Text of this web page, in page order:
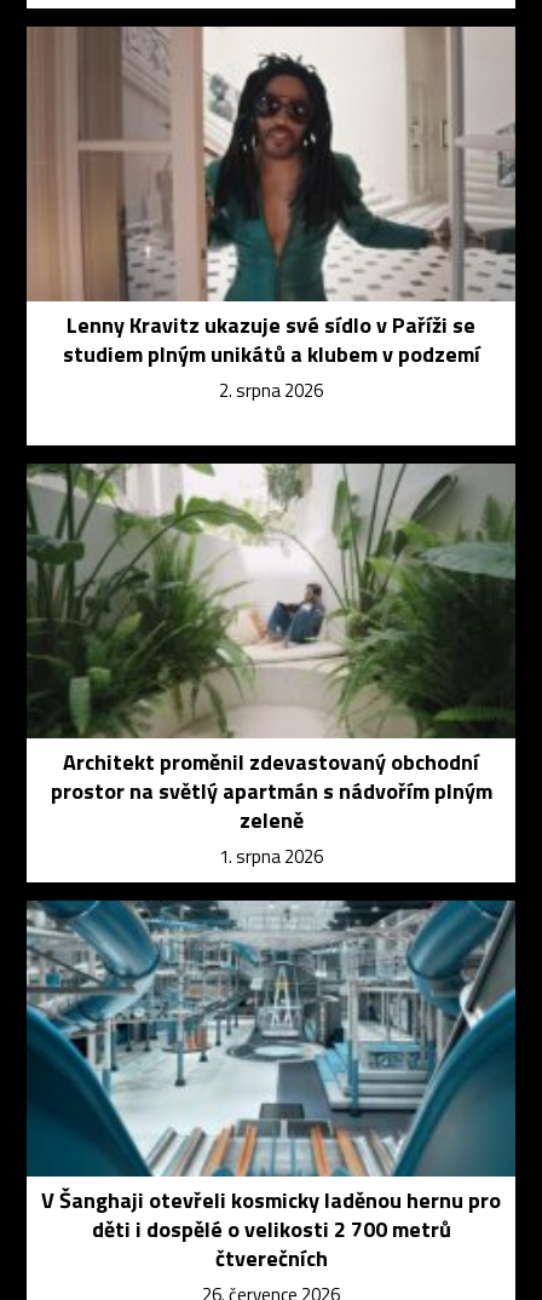
Lenny Kravitz ukazuje své sídlo v Paříži se
studiem plným unikátů a klubem v podzemí
2. srpna 2026
Architekt proměnil zdevastovaný obchodní
prostor na světlý apartmán s nádvořím plným
zeleně
1. srpna 2026
V Šanghaji otevřeli kosmicky laděnou hernu pro
děti i dospělé o velikosti 2 700 metrů
čtverečních
26. července 2026